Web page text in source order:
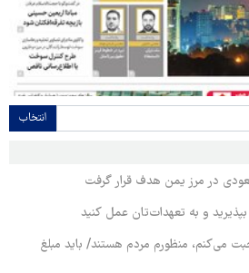
انتخاب
در مرز یمن هدف قرار گرفت
و به تعهدات‌تان عمل کنید
می‌کنم، منظورم مردم هستند/ باید مبلغ